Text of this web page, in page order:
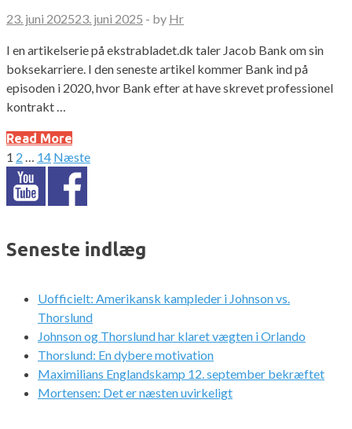
23. juni 202523. juni 2025 - by Hr
I en artikelserie på ekstrabladet.dk taler Jacob Bank om sin
boksekarriere. I den seneste artikel kommer Bank ind på
episoden i 2020, hvor Bank efter at have skrevet professionel
kontrakt …
Read More
Indlægsinddeling
1 2 … 14 Næste
Seneste indlæg
Uofficielt: Amerikansk kampleder i Johnson vs.
Thorslund
Johnson og Thorslund har klaret vægten i Orlando
Thorslund: En dybere motivation
Maximilians Englandskamp 12. september bekræftet
Mortensen: Det er næsten uvirkeligt